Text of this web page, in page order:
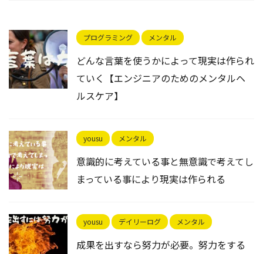
プログラミング メンタル
どんな言葉を使うかによって現実は作られ
ていく【エンジニアのためのメンタルヘ
ルスケア】
yousu メンタル
意識的に考えている事と無意識で考えてし
まっている事により現実は作られる
yousu デイリーログ メンタル
成果を出すなら努力が必要。努力をする